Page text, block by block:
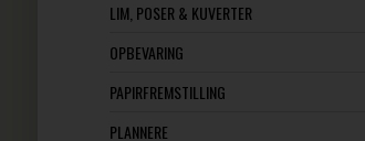
LIM, POSER & KUVERTER
OPBEVARING
PAPIRFREMSTILLING
PLANNERE